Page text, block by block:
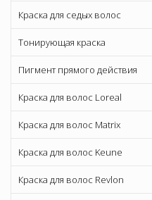
Краска для седых волос
Тонирующая краска
Пигмент прямого действия
Краска для волос Loreal
Краска для волос Matrix
Краска для волос Keune
Краска для волос Revlon